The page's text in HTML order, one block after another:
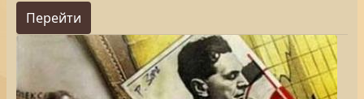
Перейти